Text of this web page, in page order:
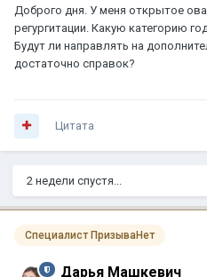
Доброго дня. У меня открытое
регургитации. Какую категорию
Будут ли направлять на
достаточно справок?
Цитата
2 недели спустя...
Специалист ПризываНет
Дарья Машкевич